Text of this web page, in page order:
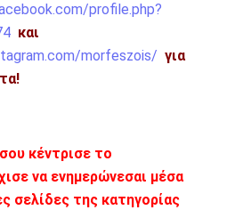
profile.php?
και
morfeszois/ για
κέντρισε το
να ενημερώνεσαι μέσα
σελίδες της κατηγορίας